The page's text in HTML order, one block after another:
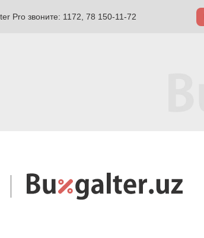
Pro звоните: 1172, 78 150-11-72